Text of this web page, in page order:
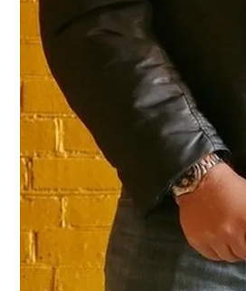
Прокурор